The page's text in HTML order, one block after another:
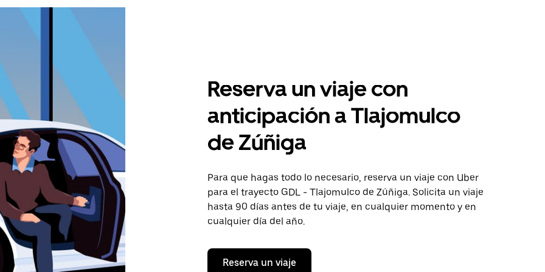
Reserva un viaje con
anticipación a Tlajomulco
de Zúñiga
Para que hagas todo lo necesario, reserva un viaje con Uber
para el trayecto GDL - Tlajomulco de Zúñiga. Solicita un viaje
hasta 90 días antes de tu viaje, en cualquier momento y en
cualquier día del año.
Reserva un viaje